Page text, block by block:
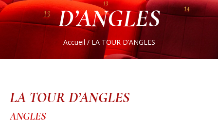
D’ANGLES
Accueil /LA TOUR D’ANGLES
LA TOUR D’ANGLES
ANGLES